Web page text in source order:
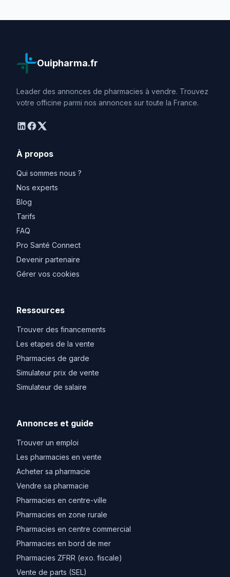
Ouipharma.fr
Leader des annonces de pharmacies à vendre. Trouvez
votre officine parmi nos annonces sur toute la France.
linkedin
facebook
twitter
À propos
Qui sommes nous ?
Nos experts
Blog
Tarifs
FAQ
Pro Santé Connect
Devenir partenaire
Gérer vos cookies
Ressources
Trouver des financements
Les etapes de la vente
Pharmacies de garde
Simulateur prix de vente
Simulateur de salaire
Annonces et guide
Trouver un emploi
Les pharmacies en vente
Acheter sa pharmacie
Vendre sa pharmacie
Pharmacies en centre-ville
Pharmacies en zone rurale
Pharmacies en centre commercial
Pharmacies en bord de mer
Pharmacies ZFRR (exo. fiscale)
Vente de parts (SEL)